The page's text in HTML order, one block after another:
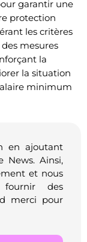
garantir une
protection
les critères
mesures
la
la situation
minimum
en ajoutant
News. Ainsi,
et nous
des
merci pour